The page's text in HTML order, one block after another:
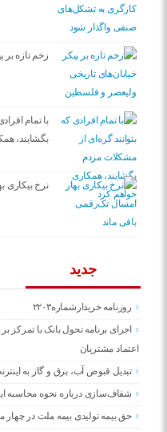
زخم تازه بر
با تمام
بگشایند،
نرخ بیکاری
جدید
روزنامه خریدارشماره۲۲۰۳
اجرای برنامه تحول بانک با تمرکز
اعتماد مشتریان
تبدیل قبوض آب، برق و گاز به
شفاف‌سازی درباره نحوه محاسبه
حق بیمه تولیدی بیمه ملت در چهار ماه